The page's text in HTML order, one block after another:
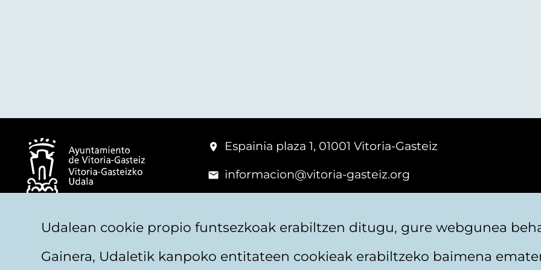
© Vitoria-Gasteizko Udala
Espainia plaza 1, 01001 Vitoria-Gasteiz
informacion@vitoria-gasteiz.org
Udalean cookie propio funtsezkoak erabiltzen ditugu, gure webgunea
Gainera, Udaletik kanpoko entitateen cookieak erabiltzeko baimena